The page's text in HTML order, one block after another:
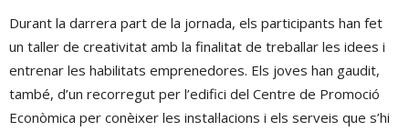
Durant la darrera part de la jornada, els participants han fet
un taller de creativitat amb la finalitat de treballar les idees i
entrenar les habilitats emprenedores. Els joves han gaudit,
també, d’un recorregut per l’edifici del Centre de Promoció
Econòmica per conèixer les instal·lacions i els serveis que s’hi